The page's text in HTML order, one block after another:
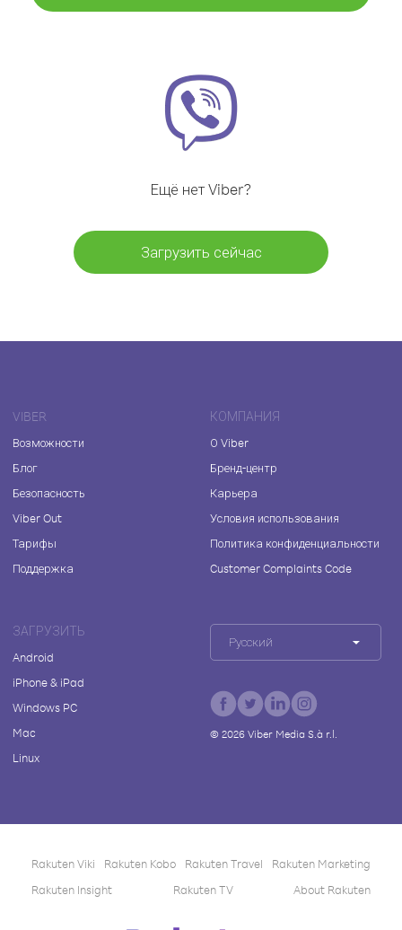
Ещё нет Viber?
Загрузить сейчас
VIBER
Возможности
Блог
Безопасность
Viber Out
Тарифы
Поддержка
КОМПАНИЯ
О Viber
Бренд-центр
Карьера
Условия использования
Политика конфиденциальности
Customer Complaints Code
ЗАГРУЗИТЬ
Android
iPhone & iPad
Windows PC
Mac
Linux
Русский
© 2026Viber Media S.à r.l.
Rakuten Viki Rakuten Kobo Rakuten Travel
Rakuten Marketing
Rakuten Insight
Rakuten TV About Rakuten